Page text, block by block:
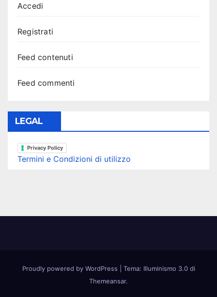
Accedi
Registrati
Feed contenuti
Feed commenti
LEGAL
Privacy Policy
Termini e Condizioni di utilizzo
Proudly powered by WordPress
Tema: Illuminismo 3.0 di
Themeansar.